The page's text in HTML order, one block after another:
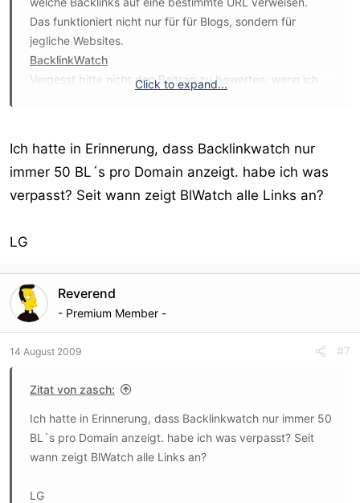
Das funktioniert nicht nur für für Blogs, sondern für
jegliche Websites.
BacklinkWatch
Vergesst bitte nicht den Beitrag zu bewerten, wenn ich
Click to expand...
Ich hatte in Erinnerung, dass Backlinkwatch nur
immer 50 BL´s pro Domain anzeigt. habe ich was
verpasst? Seit wann zeigt BlWatch alle Links an?
LG
Reverend
- Premium Member -
14 August 2009 #7
Zitat von zasch:
Ich hatte in Erinnerung, dass Backlinkwatch nur immer 50
BL´s pro Domain anzeigt. habe ich was verpasst? Seit
wann zeigt BlWatch alle Links an?
LG